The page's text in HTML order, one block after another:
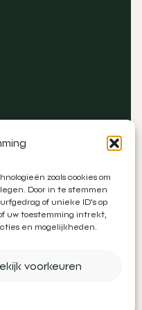
zoals cookies om
Door in te stemmen
of unieke ID's op
uw toestemming intrekt,
en mogelijkheden.
voorkeuren
Marketing